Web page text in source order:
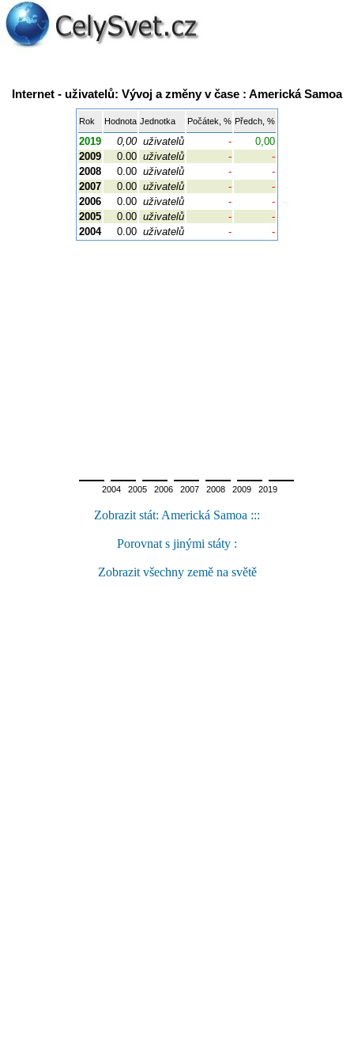
Internet - uživatelů: Vývoj a změny v čase : Americká Samoa
Rok Hodnota Jednotka Počátek, % Předch, %
2019 0,00 uživatelů -
0,00
2009
0.00 uživatelů -
-
2008
0.00 uživatelů -
-
2007
0.00 uživatelů -
-
2006
0.00 uživatelů -
-
2005
0.00 uživatelů -
-
2004
0.00 uživatelů - -
2004 2005 2006 2007 2008 2009 2019
Zobrazit stát: Americká Samoa :::
Porovnat s jinými státy :
Zobrazit všechny země na světě